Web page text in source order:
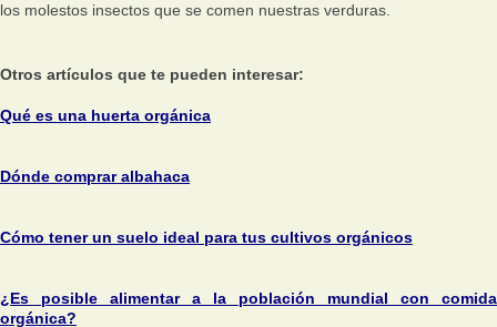
los molestos insectos que se comen nuestras verduras.
Otros artículos que te pueden interesar:
Qué es una huerta orgánica
Dónde comprar albahaca
Cómo tener un suelo ideal para tus cultivos orgánicos
¿Es posible alimentar a la población mundial con comida
orgánica?